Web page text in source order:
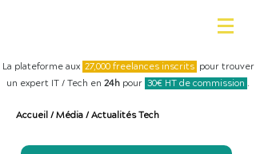
La plateforme aux 27,000 freelances inscrits pour trouver
un expert IT / Tech en 24h pour 30€ HT de commission .
Accueil / Média / Actualités Tech